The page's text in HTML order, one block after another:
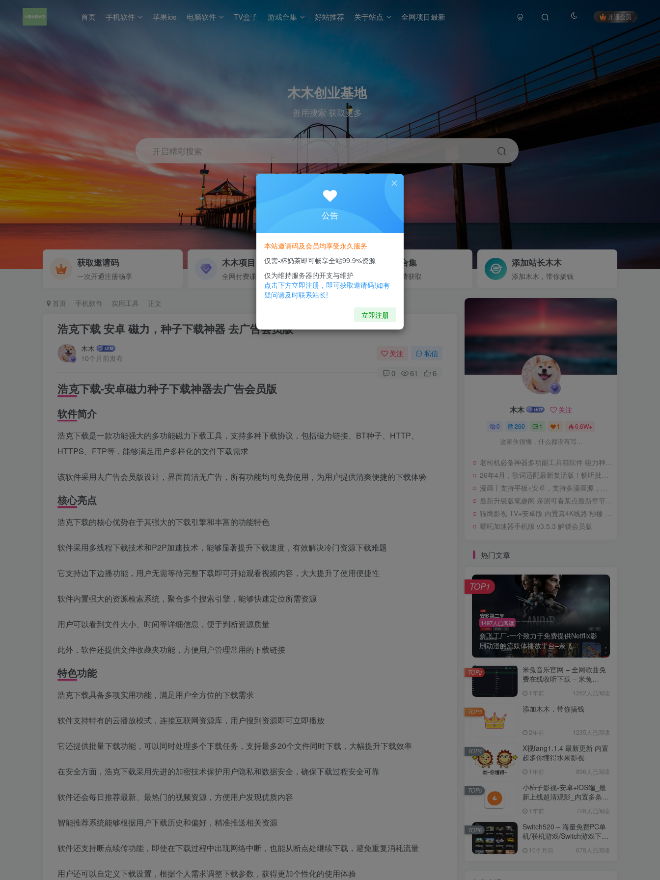
首页 手机软件 苹果ios 电脑软件 TV盒子 游戏合集 好站推荐 关于站点 全网项目最新 开通会员
木木创业基地
善用搜索 获取更多
开启精彩搜索
囧次元
获取邀请码
一次开通注册畅享
木木项目网
全网付费课程合集
免费资源合集
部分资源免费获取
添加站长木木
添加木木，带你搞钱
首页 手机软件 实用工具 正文
浩克下载 安卓 磁力，种子下载神器 去广告会员版
木木
10个月前发布
关注 私信
0 61 6
浩克下载-安卓磁力种子下载神器去广告会员版
软件简介
浩克下载是一款功能强大的多功能磁力下载工具，支持多种下载协议，包括磁力链接、BT种子、HTTP、
HTTPS、FTP等，能够满足用户多样化的文件下载需求
该软件采用去广告会员版设计，界面简洁无广告，所有功能均可免费使用，为用户提供清爽便捷的下载体验
核心亮点
浩克下载的核心优势在于其强大的下载引擎和丰富的功能特色
软件采用多线程下载技术和P2P加速技术，能够显著提升下载速度，有效解决冷门资源下载难题
它支持边下边播功能，用户无需等待完整下载即可开始观看视频内容，大大提升了使用便捷性
软件内置强大的资源检索系统，聚合多个搜索引擎，能够快速定位所需资源
用户可以看到文件大小、时间等详细信息，便于判断资源质量
此外，软件还提供文件收藏夹功能，方便用户管理常用的下载链接
特色功能
浩克下载具备多项实用功能，满足用户全方位的下载需求
软件支持特有的云播放模式，连接互联网资源库，用户搜到资源即可立即播放
它还提供批量下载功能，可以同时处理多个下载任务，支持最多20个文件同时下载，大幅提升下载效率
在安全方面，浩克下载采用先进的加密技术保护用户隐私和数据安全，确保下载过程安全可靠
软件还会每日推荐最新、最热门的视频资源，方便用户发现优质内容
智能推荐系统能够根据用户下载历史和偏好，精准推送相关资源
软件还支持断点续传功能，即使在下载过程中出现网络中断，也能从断点处继续下载，避免重复消耗流量
用户还可以自定义下载设置，根据个人需求调整下载参数，获得更加个性化的使用体验
木木 关注
0 260 1 1 6.6W+
这家伙很懒，什么都没有写...
老司机必备神器多功能工具箱软件 磁力种子影视音乐 聚合搜索下载 破解会员版
26年4月，歌词适配最新复活版！畅听批量下载无损音乐！超清MV！
漫画丨支持平板+安卓，支持多漫画源，畅看各类漫画 可玩性极强
最新升级版笔趣阁 亲测可看某点最新章节 听书丨看小说聚合去广告特权版
猫鹰影视 TV+安卓版 内置真4K线路 秒播 解锁免激励广告，需登录纯净版
哪吒加速器手机版 v3.5.3 解锁会员版
热门文章
1497人已阅读
奈飞工厂-一个致力于免费提供Netflix影
剧动漫的流媒体播放平台–奈飞...
TOP1
米兔音乐官网 – 全网歌曲免
费在线收听下载 – 米兔
1年前 1262人已阅读
TOP2
添加木木，带你搞钱
2年前 1235人已阅读
TOP3
X视fang1.1.4 最新更新 内置
超多你懂得水果影视
1年前 896人已阅读
TOP4
小柿子影视-安卓+iOS端_最
新上线超清观影_内置多条线
1年前 726人已阅读
TOP5
Switch520 – 海量免费PC单
机/联机游戏/Switch游戏下载
10个月前 678人已阅读
TOP6
公告
本站邀请码及会员均享受永久服务
仅需-杯奶茶即可畅享全站99.9%资源
仅为维持服务器的开支与维护
点击下方立即注册，即可获取邀请码!如有
疑问请及时联系站长!
立即注册